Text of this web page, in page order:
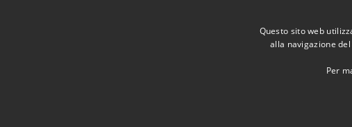
Questo sito web
alla navigazione
Per